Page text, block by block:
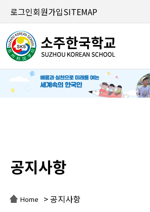
로그인회원가입SITEMAP
공지사항
Home > 공지사항